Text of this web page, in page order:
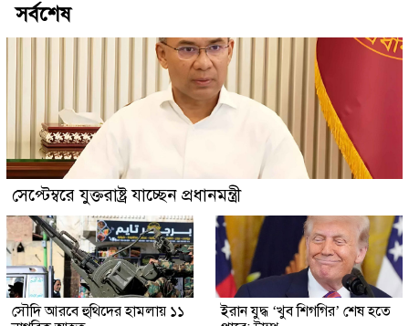
সর্বশেষ
সেপ্টেম্বরে যুক্তরাষ্ট্র যাচ্ছেন প্রধানমন্ত্রী
সৌদি আরবে হুথিদের হামলায় ১১
ইরান যুদ্ধ ‘খুব শিগগির’ শেষ হতে